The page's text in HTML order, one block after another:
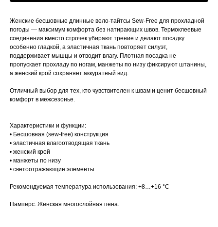
Женские бесшовные длинные вело-тайтсы Sew-Free для прохладной
погоды — максимум комфорта без натирающих швов. Термоклеевые
соединения вместо строчек убирают трение и делают посадку
особенно гладкой, а эластичная ткань повторяет силуэт,
поддерживает мышцы и отводит влагу. Плотная посадка не
пропускает прохладу по ногам, манжеты по низу фиксируют штанины,
а женский крой сохраняет аккуратный вид.
Отличный выбор для тех, кто чувствителен к швам и ценит бесшовный
комфорт в межсезонье.
Характеристики и функции:
• Бесшовная (sew-free) конструкция
• эластичная влагоотводящая ткань
• женский крой
• манжеты по низу
• светоотражающие элементы
Рекомендуемая температура использования: +8…+16 °C
Памперс: Женская многослойная пена.